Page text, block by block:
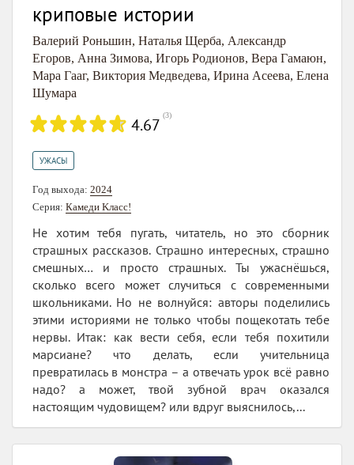
криповые истории
Валерий Роньшин, Наталья Щерба, Александр
Егоров, Анна Зимова, Игорь Родионов, Вера Гамаюн,
Мара Гааг, Виктория Медведева, Ирина Асеева, Елена
Шумара
4.67 (3)
УЖАСЫ
Год выхода: 2024
Серия: Камеди Kласс!
Не хотим тебя пугать, читатель, но это сборник
страшных рассказов. Страшно интересных, страшно
смешных… и просто страшных. Ты ужаснёшься,
сколько всего может случиться с современными
школьниками. Но не волнуйся: авторы поделились
этими историями не только чтобы пощекотать тебе
нервы. Итак: как вести себя, если тебя похитили
марсиане? что делать, если учительница
превратилась в монстра – а отвечать урок всё равно
надо? а может, твой зубной врач оказался
настоящим чудовищем? или вдруг выяснилось,...